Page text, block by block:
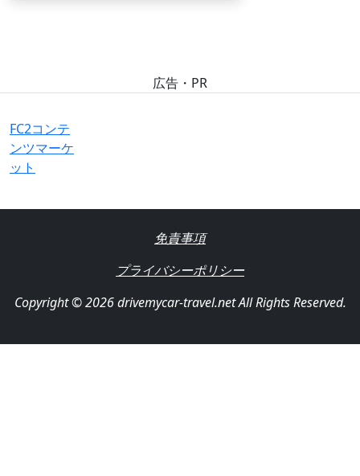
広告・PR
FC2コンテ
ンツマーケ
ット
免責事項
プライバシーポリシー
Copyright © 2026 drivemycar-travel.net All Rights Reserved.